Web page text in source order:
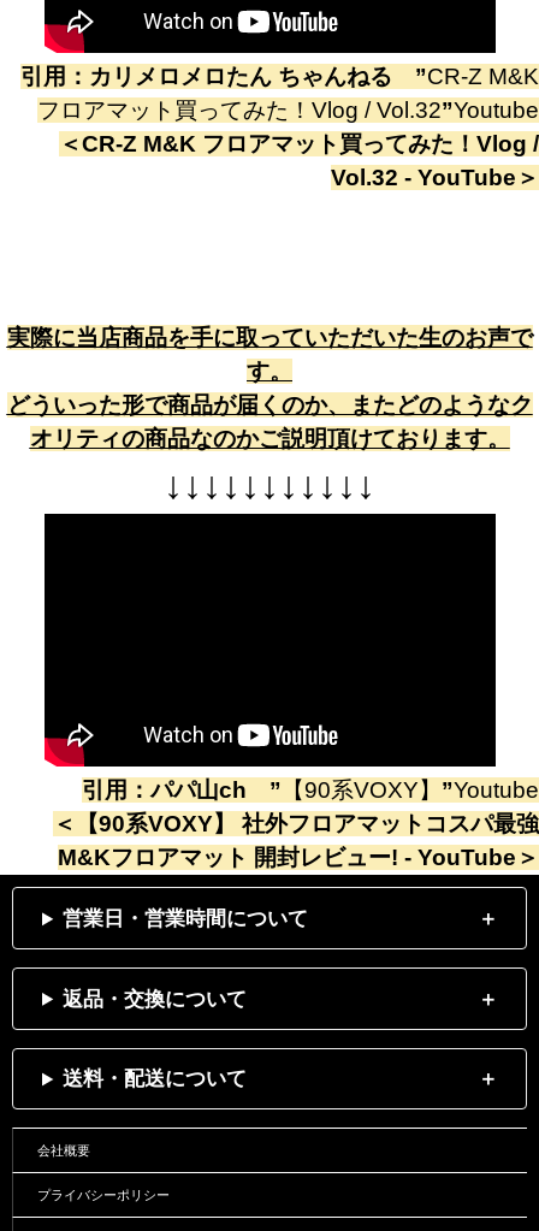
引用： カリメロメロたん ちゃんねる ”CR-Z M&K
フロアマット買ってみた！Vlog / Vol.32”Youtube
＜CR-Z M&K フロアマット買ってみた！Vlog /
Vol.32 - YouTube ＞
実際に当店商品を手に取っていただいた生のお声で
す。
どういった形で商品が届くのか、またどのようなク
オリティの商品なのかご説明頂けております。
↓ ↓ ↓ ↓ ↓ ↓ ↓ ↓ ↓ ↓ ↓
引用：パパ山ch ” 【90系VOXY】 ”Youtube
＜
【90系VOXY】 社外フロアマットコスパ最強
M&Kフロアマット 開封レビュー! - YouTube ＞
営業日・営業時間について
返品・交換について
送料・配送について
会社概要
プライバシーポリシー